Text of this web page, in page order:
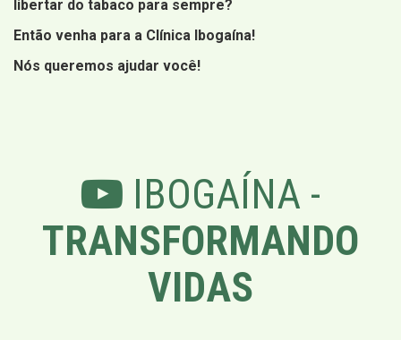
libertar do tabaco para sempre?
Então venha para a Clínica Ibogaína!
Nós queremos ajudar você!
IBOGAÍNA -
TRANSFORMANDO
VIDAS